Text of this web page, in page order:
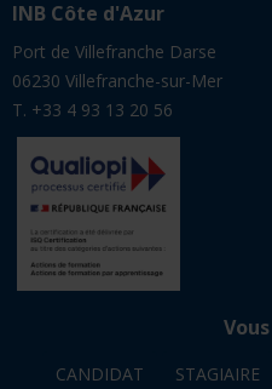
Port de Villefranche Darse
06230 Villefranche-sur-Mer
T. +33 4 93 13 20 56